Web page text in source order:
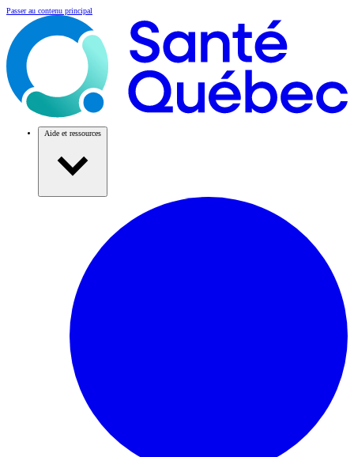
Passer au contenu principal
Aide et ressources